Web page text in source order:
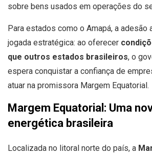
sobre bens usados em operações do
Para estados como o Amapá, a adesão
jogada estratégica: ao oferecer
que outros estados brasileiros, o
espera conquistar a confiança de
atuar na promissora Margem Equatorial.
Margem Equatorial: Uma
energética brasileira
Localizada no litoral norte do país, a